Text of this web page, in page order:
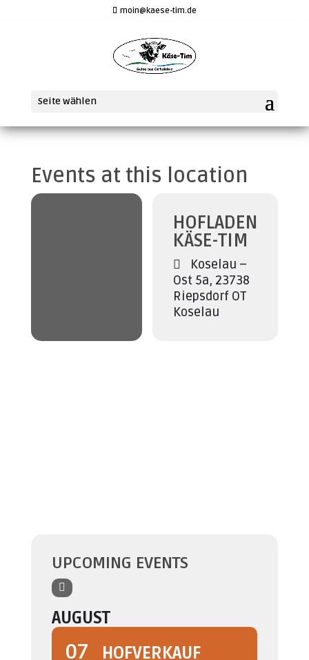
moin@kaese-tim.de
Seite wählen
Events at this location
HOFLADEN
KÄSE-TIM
Koselau –
Ost 5a, 23738
Riepsdorf OT
Koselau
UPCOMING EVENTS
AUGUST
07 HOFVERKAUF